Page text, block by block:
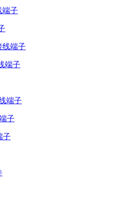
端子
线端子
端子
端子
子
子